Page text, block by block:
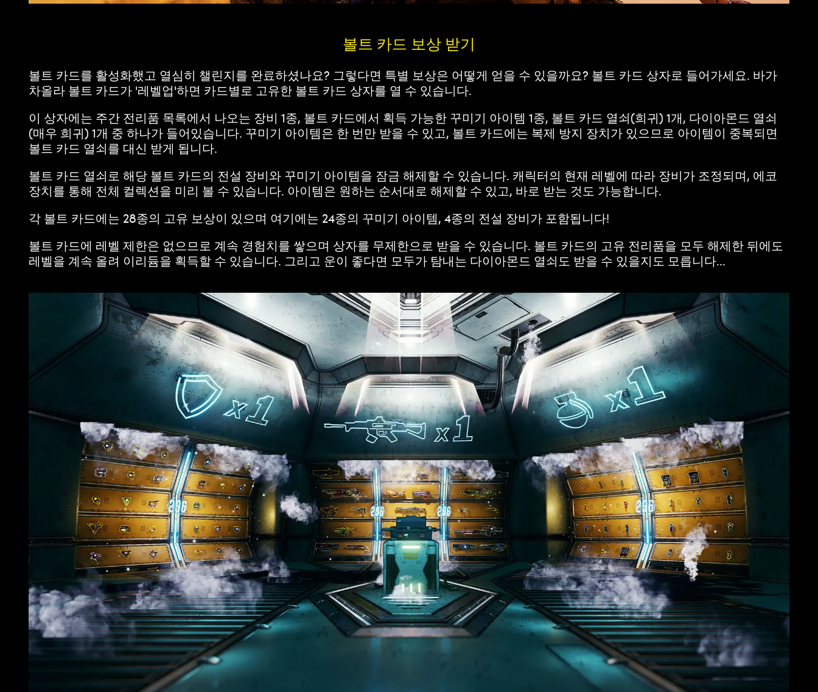
볼트 카드 보상 받기
볼트 카드를 활성화했고 열심히 챌린지를 완료하셨나요? 그렇다면 특별 보상은 어떻게 얻을 수 있을까요? 볼트 카드 상자로 들어가세요. 바가
차올라 볼트 카드가 '레벨업'하면 카드별로 고유한 볼트 카드 상자를 열 수 있습니다.
이 상자에는 주간 전리품 목록에서 나오는 장비 1종, 볼트 카드에서 획득 가능한 꾸미기 아이템 1종, 볼트 카드 열쇠(희귀) 1개, 다이아몬드 열쇠
(매우 희귀) 1개 중 하나가 들어있습니다. 꾸미기 아이템은 한 번만 받을 수 있고, 볼트 카드에는 복제 방지 장치가 있으므로 아이템이 중복되면
볼트 카드 열쇠를 대신 받게 됩니다.
볼트 카드 열쇠로 해당 볼트 카드의 전설 장비와 꾸미기 아이템을 잠금 해제할 수 있습니다. 캐릭터의 현재 레벨에 따라 장비가 조정되며, 에코
장치를 통해 전체 컬렉션을 미리 볼 수 있습니다. 아이템은 원하는 순서대로 해제할 수 있고, 바로 받는 것도 가능합니다.
각 볼트 카드에는 28종의 고유 보상이 있으며 여기에는 24종의 꾸미기 아이템, 4종의 전설 장비가 포함됩니다!
볼트 카드에 레벨 제한은 없으므로 계속 경험치를 쌓으며 상자를 무제한으로 받을 수 있습니다. 볼트 카드의 고유 전리품을 모두 해제한 뒤에도
레벨을 계속 올려 이리듐을 획득할 수 있습니다. 그리고 운이 좋다면 모두가 탐내는 다이아몬드 열쇠도 받을 수 있을지도 모릅니다...